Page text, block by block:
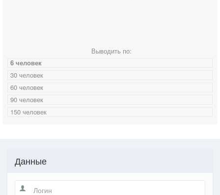
Выводить по:
6 человек
30 человек
60 человек
90 человек
150 человек
Данные